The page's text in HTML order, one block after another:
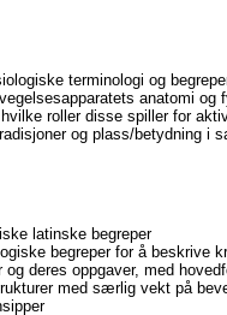
terminologi og
anatomi og
roller disse spiller for
og plass/betydning i
latinske begreper
begreper for å beskrive
og deres oppgaver, med
med særlig vekt på